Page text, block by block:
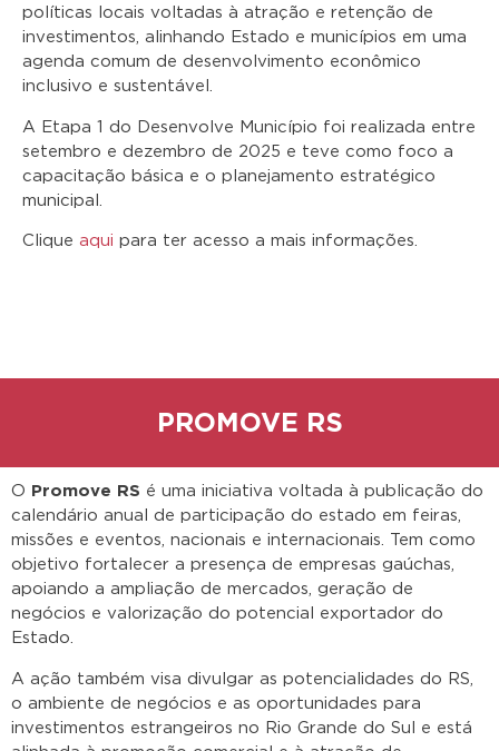
políticas locais voltadas à atração e retenção de
investimentos, alinhando Estado e municípios em uma
agenda comum de desenvolvimento econômico
inclusivo e sustentável.
A Etapa 1 do Desenvolve Município foi realizada entre
setembro e dezembro de 2025 e teve como foco a
capacitação básica e o planejamento estratégico
municipal.
Clique aqui para ter acesso a mais informações.
O Promove RS é uma iniciativa voltada à publicação do
calendário anual de participação do estado em feiras,
missões e eventos, nacionais e internacionais. Tem como
objetivo fortalecer a presença de empresas gaúchas,
apoiando a ampliação de mercados, geração de
negócios e valorização do potencial exportador do
Estado. ​
A ação também visa divulgar as potencialidades do RS,
o ambiente de negócios e as oportunidades para
investimentos estrangeiros no Rio Grande do Sul e está
PROMOVE RS